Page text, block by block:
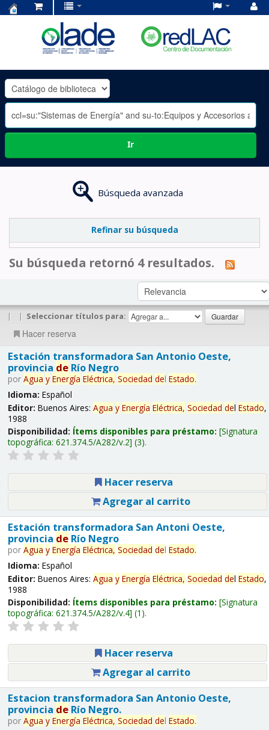
OLADE
-
Ir
Búsqueda avanzada
Refinar su búsqueda
Su búsqueda retornó 4 resultados.
| | Seleccionar títulos para:
Hacer reserva
Estación transformadora San Antonio Oeste,
provincia deRío Negro
por Agua y Energía Eléctrica, Sociedad del Estado.
Idioma: Español
Editor: Buenos Aires: Agua y Energía Eléctrica, Sociedad del Estado,
1988
Disponibilidad: Ítems disponibles para préstamo: Signatura
topográfica: 621.374.5/A282/v.2 (3).
Hacer reserva
Agregar al carrito
Estación transformadora San Antoni Oeste,
provincia deRío Negro
por Agua y Energía Eléctrica, Sociedad del Estado.
Idioma: Español
Editor: Buenos Aires: Agua y Energía Eléctrica, Sociedad del Estado,
1988
Disponibilidad: Ítems disponibles para préstamo: Signatura
topográfica: 621.374.5/A282/v.4 (1).
Hacer reserva
Agregar al carrito
Estacion transformadora San Antonio Oeste,
provincia deRío Negro.
por Agua y Energía Eléctrica, Sociedad del Estado.